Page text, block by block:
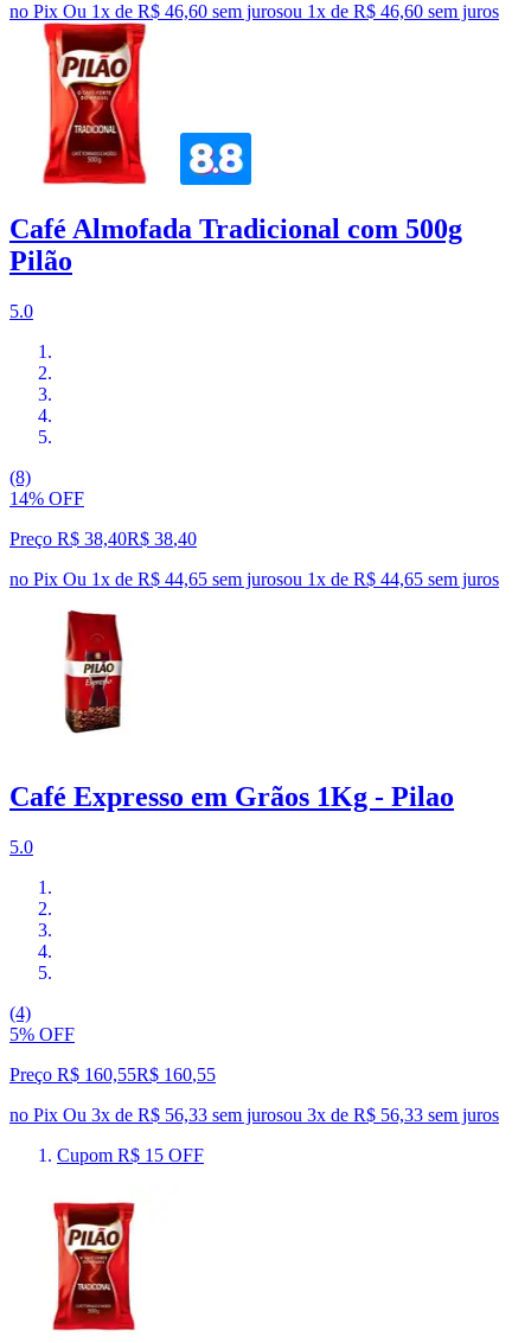
no Pix Ou 1x de R$ 46,60 sem jurosou 1x de R$ 46,60 sem juros
Café Almofada Tradicional com 500g
Pilão
5.0
(8)
14% OFF
Preço R$ 38,40R$ 38,40
no Pix Ou 1x de R$ 44,65 sem jurosou 1x de R$ 44,65 sem juros
Café Expresso em Grãos 1Kg - Pilao
5.0
(4)
5% OFF
Preço R$ 160,55R$ 160,55
no Pix Ou 3x de R$ 56,33 sem jurosou 3x de R$ 56,33 sem juros
Cupom R$ 15 OFF